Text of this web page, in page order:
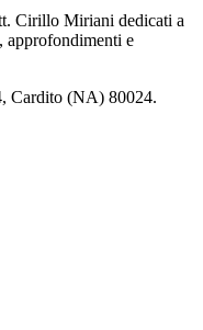
Cirillo Miriani dedicati a
approfondimenti e
Cardito (NA) 80024.